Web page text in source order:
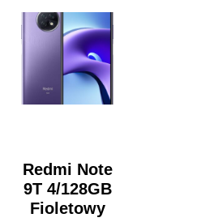
Redmi Note
9T 4/128GB
Fioletowy